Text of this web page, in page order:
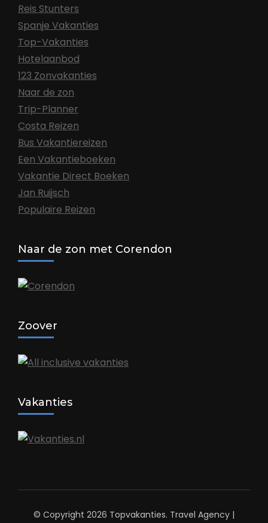
Reis Stunters
Spanje Vakanties
Top-Vakanties
Hotelaanbod
123 Zonvakanties
Naar de zon
Trip-Planner
Costa Reizen
Bus Vakantiereizen
Een Vakantieboeken
Vakantie Direct Boeken
Jan Ruijsch
Populaire Reizen
Naar de zon met Corendon
Zoover
Vakanties
© Copyright 2026 Topvakanties. Travel Agency |